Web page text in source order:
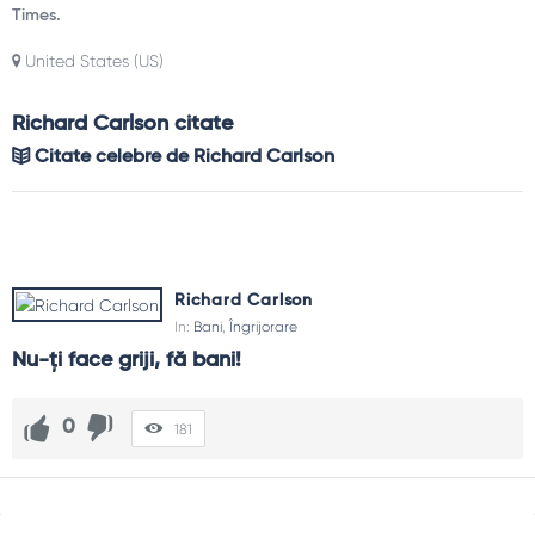
Times.
United States (US)
Richard Carlson citate
Citate celebre de Richard Carlson
Richard Carlson
In: Bani, Îngrijorare
Nu-ţi face griji, fă bani!
0 181